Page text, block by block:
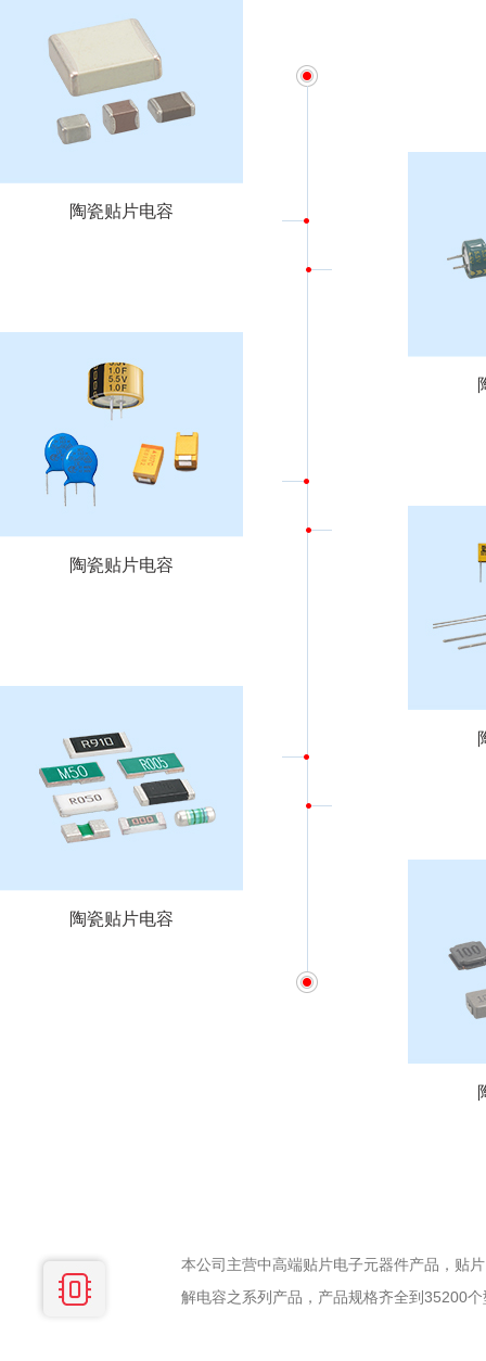
陶瓷贴片电容
陶瓷贴片电容
陶瓷贴片电容
本公司主营中高端贴片电子元器件产品，贴
解电容之系列产品，产品规格齐全到35200